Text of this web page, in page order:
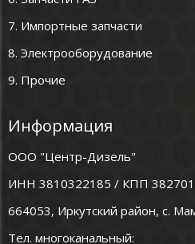
7. Импортные запчасти
8. Электрооборудование
9. Прочие
Информация
ООО "Центр-Дизель"
ИНН 3810322185 / КПП
664053, Иркутский район, с.
Тел. многоканальный: